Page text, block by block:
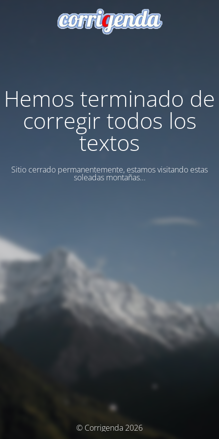
Hemos terminado de
corregir todos los
textos
Sitio cerrado permanentemente, estamos visitando estas
soleadas montañas...
© Corrigenda 2026